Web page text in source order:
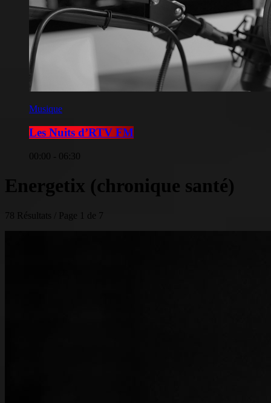
Musique
Les Nuits d’RTV FM
00:00 - 06:30
Energetix (chronique santé)
78 Résultats / Page 1 de 7